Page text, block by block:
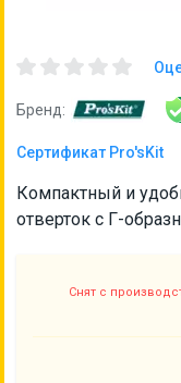
Бренд:
Сертификат Pro'sKit
Компактный и
отверток с Г-
Снят с